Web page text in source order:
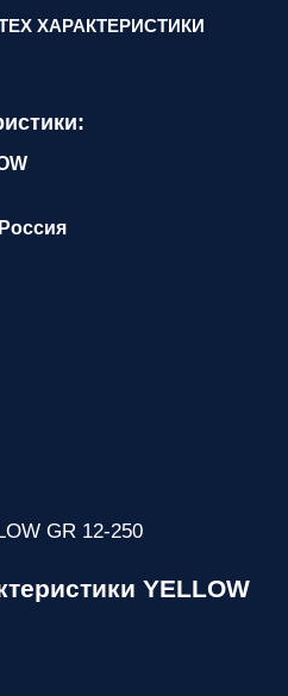
ХАРАКТЕРИСТИКИ
Россия
GR 12-250
YELLOW